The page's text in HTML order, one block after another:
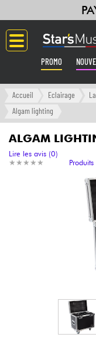
PROMO
Langue
Amplis & Effets
Claviers &
Synthés &
Micros & HF
Accueil Eclairage
Algam lighting
ALGAM
★ ★ ★ ★ ★
★ ★ ★ ★ ★
Lire les avis (0)